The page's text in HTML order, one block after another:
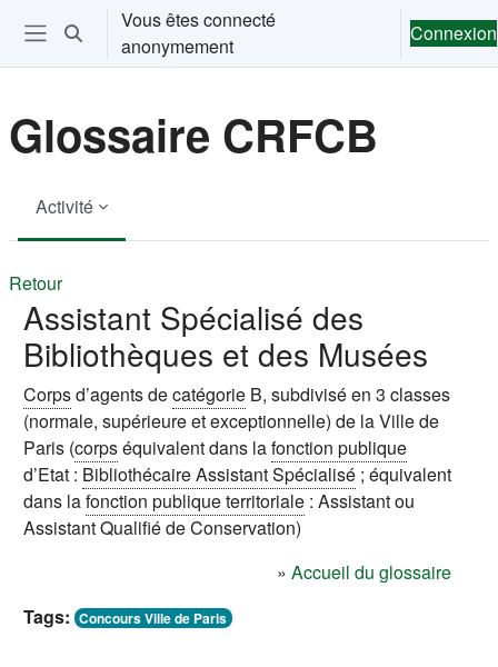
Passer au contenu principal
Ouvrir le menu de navigation
Activer/désactiver la saisie de recherche
Vous êtes connecté
anonymement
Connexion
Glossaire CRFCB
Activité
Retour
Assistant Spécialisé des
Bibliothèques et des Musées
Corpsd’agents decatégorieB, subdivisé en 3 classes
(normale, supérieure et exceptionnelle) de la Ville de
Paris (corpséquivalent dans lafonction publique
d’Etat : Bibliothécaire Assistant Spécialisé; équivalent
dans lafonction publique territoriale: Assistant ou
Assistant Qualifié de Conservation)
» Accueil du glossaire
Tags: Concours Ville de Paris